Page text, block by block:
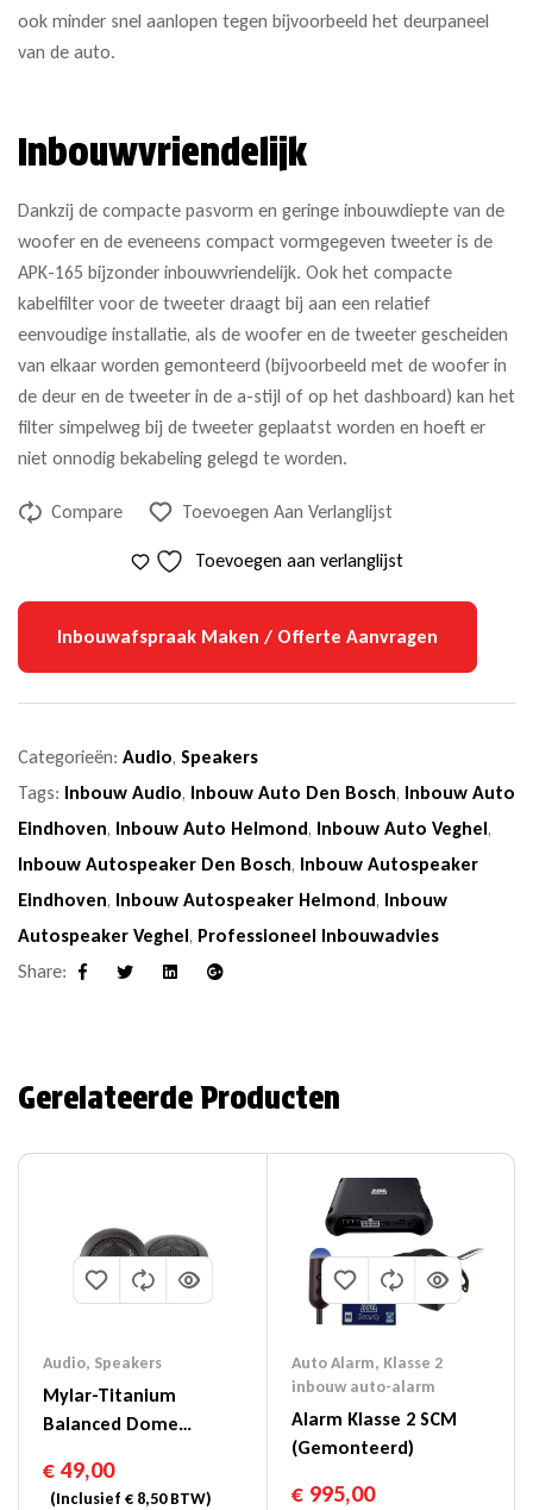
ook minder snel aanlopen tegen bijvoorbeeld het deurpaneel
van de auto.
Inbouwvriendelijk
Dankzij de compacte pasvorm en geringe inbouwdiepte van de
woofer en de eveneens compact vormgegeven tweeter is de
APK-165 bijzonder inbouwvriendelijk. Ook het compacte
kabelfilter voor de tweeter draagt bij aan een relatief
eenvoudige installatie, als de woofer en de tweeter gescheiden
van elkaar worden gemonteerd (bijvoorbeeld met de woofer in
de deur en de tweeter in de a-stijl of op het dashboard) kan het
filter simpelweg bij de tweeter geplaatst worden en hoeft er
niet onnodig bekabeling gelegd te worden.
Compare Toevoegen Aan Verlanglijst
Toevoegen aan verlanglijst
Inbouwafspraak Maken / Offerte Aanvragen
Categorieën: Audio, Speakers
Tags: Inbouw Audio, Inbouw Auto Den Bosch, Inbouw Auto
Eindhoven, Inbouw Auto Helmond, Inbouw Auto Veghel,
Inbouw Autospeaker Den Bosch, Inbouw Autospeaker
Eindhoven, Inbouw Autospeaker Helmond, Inbouw
Autospeaker Veghel, Professioneel Inbouwadvies
Share:
Facebook LinkedinGoogle+
Gerelateerde Producten
Audio, Speakers
Mylar-Titanium
Balanced Dome
1006TW
€ 49,00
(Inclusief € 8,50BTW)
Auto Alarm, Klasse 2
inbouw auto-alarm
Alarm Klasse 2 SCM
(gemonteerd)
€995,00